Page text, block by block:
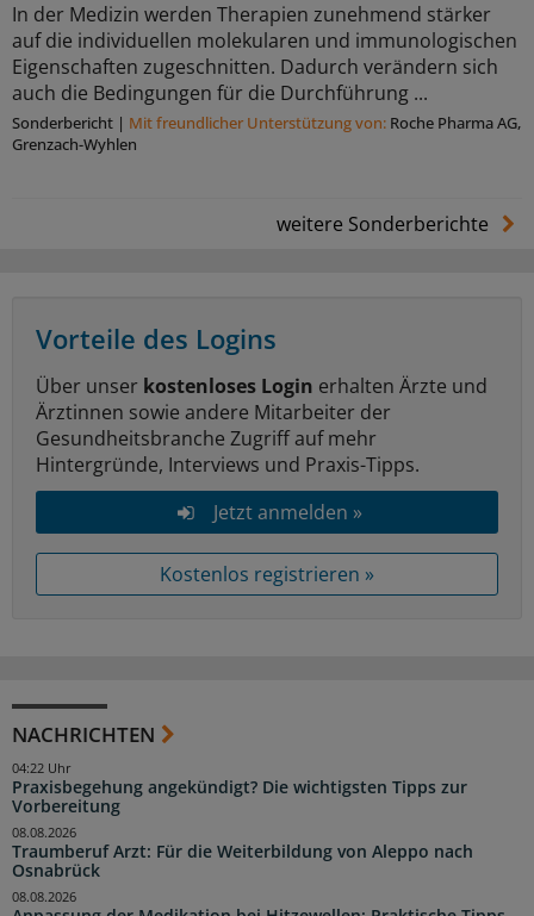
In der Medizin werden Therapien zunehmend stärker
auf die individuellen molekularen und immunologischen
Eigenschaften zugeschnitten. Dadurch verändern sich
auch die Bedingungen für die Durchführung ...
Sonderbericht | Mit freundlicher Unterstützung von: Roche Pharma AG,
Grenzach-Wyhlen
weitere Sonderberichte
Vorteile des Logins
Über unser kostenloses Login erhalten Ärzte und
Ärztinnen sowie andere Mitarbeiter der
Gesundheitsbranche Zugriff auf mehr
Hintergründe, Interviews und Praxis-Tipps.
Jetzt anmelden »
Kostenlos registrieren »
NACHRICHTEN
Praxisbegehung angekündigt? Die wichtigsten Tipps zur
Vorbereitung
04:22 Uhr
Traumberuf Arzt: Für die Weiterbildung von Aleppo nach
Osnabrück
08.08.2026
08.08.2026